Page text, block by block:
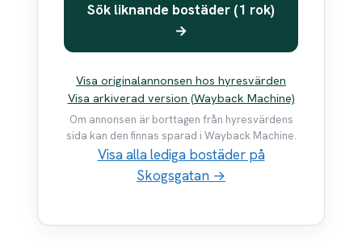
Sök liknande bostäder (1 rok)
→
Visa originalannonsen hos hyresvärden
Visa arkiverad version (Wayback Machine)
Om annonsen är borttagen från hyresvärdens
sida kan den finnas sparad i Wayback Machine.
Visa alla lediga bostäder på
Skogsgatan →